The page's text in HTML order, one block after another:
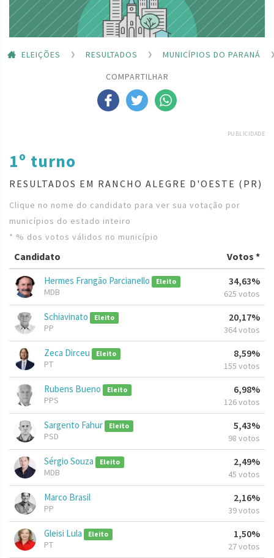
ELEIÇÕES RESULTADOS
MUNICÍPIOS DO PARANÁ
COMPARTILHAR
PUBLICIDADE
1º turno
RESULTADOS EM RANCHO ALEGRE D'OESTE (PR)
Clique no nome do candidato para ver sua votação por
municípios do estado inteiro
* % dos votos válidos no município
Candidato Votos *
Hermes Frangão Parcianello Eleito
MDB
34,63%
625 votos
Schiavinato Eleito
PP
20,17%
364 votos
Zeca Dirceu Eleito
PT
8,59%
155 votos
Rubens Bueno Eleito
PPS
6,98%
126 votos
Sargento Fahur Eleito
PSD
5,43%
98 votos
Sérgio Souza Eleito
MDB
2,49%
45 votos
Marco Brasil
PP
2,16%
39 votos
Gleisi Lula Eleito
PT
1,50%
27 votos